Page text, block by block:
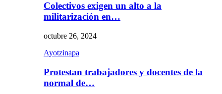
Colectivos exigen un alto a la
militarización en…
octubre 26, 2024
Ayotzinapa
Protestan trabajadores y docentes de la
normal de…